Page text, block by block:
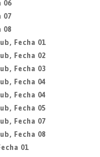
06
07
08
Fecha 01
Fecha 02
Fecha 03
Fecha 04
Fecha 04
Fecha 05
Fecha 07
Fecha 08
01